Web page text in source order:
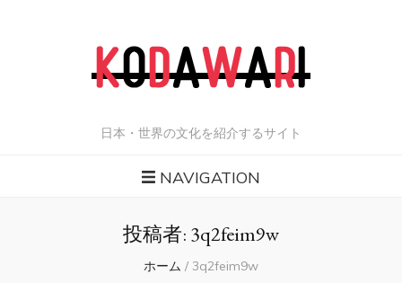
日本・世界の文化を紹介するサイト
NAVIGATION
投稿者: 3q2feim9w
ホーム / 3q2feim9w